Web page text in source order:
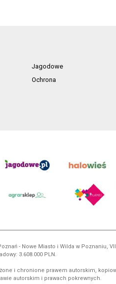
Jagodowe
Ochrona
- Nowe Miasto i Wilda w Poznaniu,
3.608.000 PLN.
i chronione prawem autorskim,
autorskim i prawach pokrewnych.